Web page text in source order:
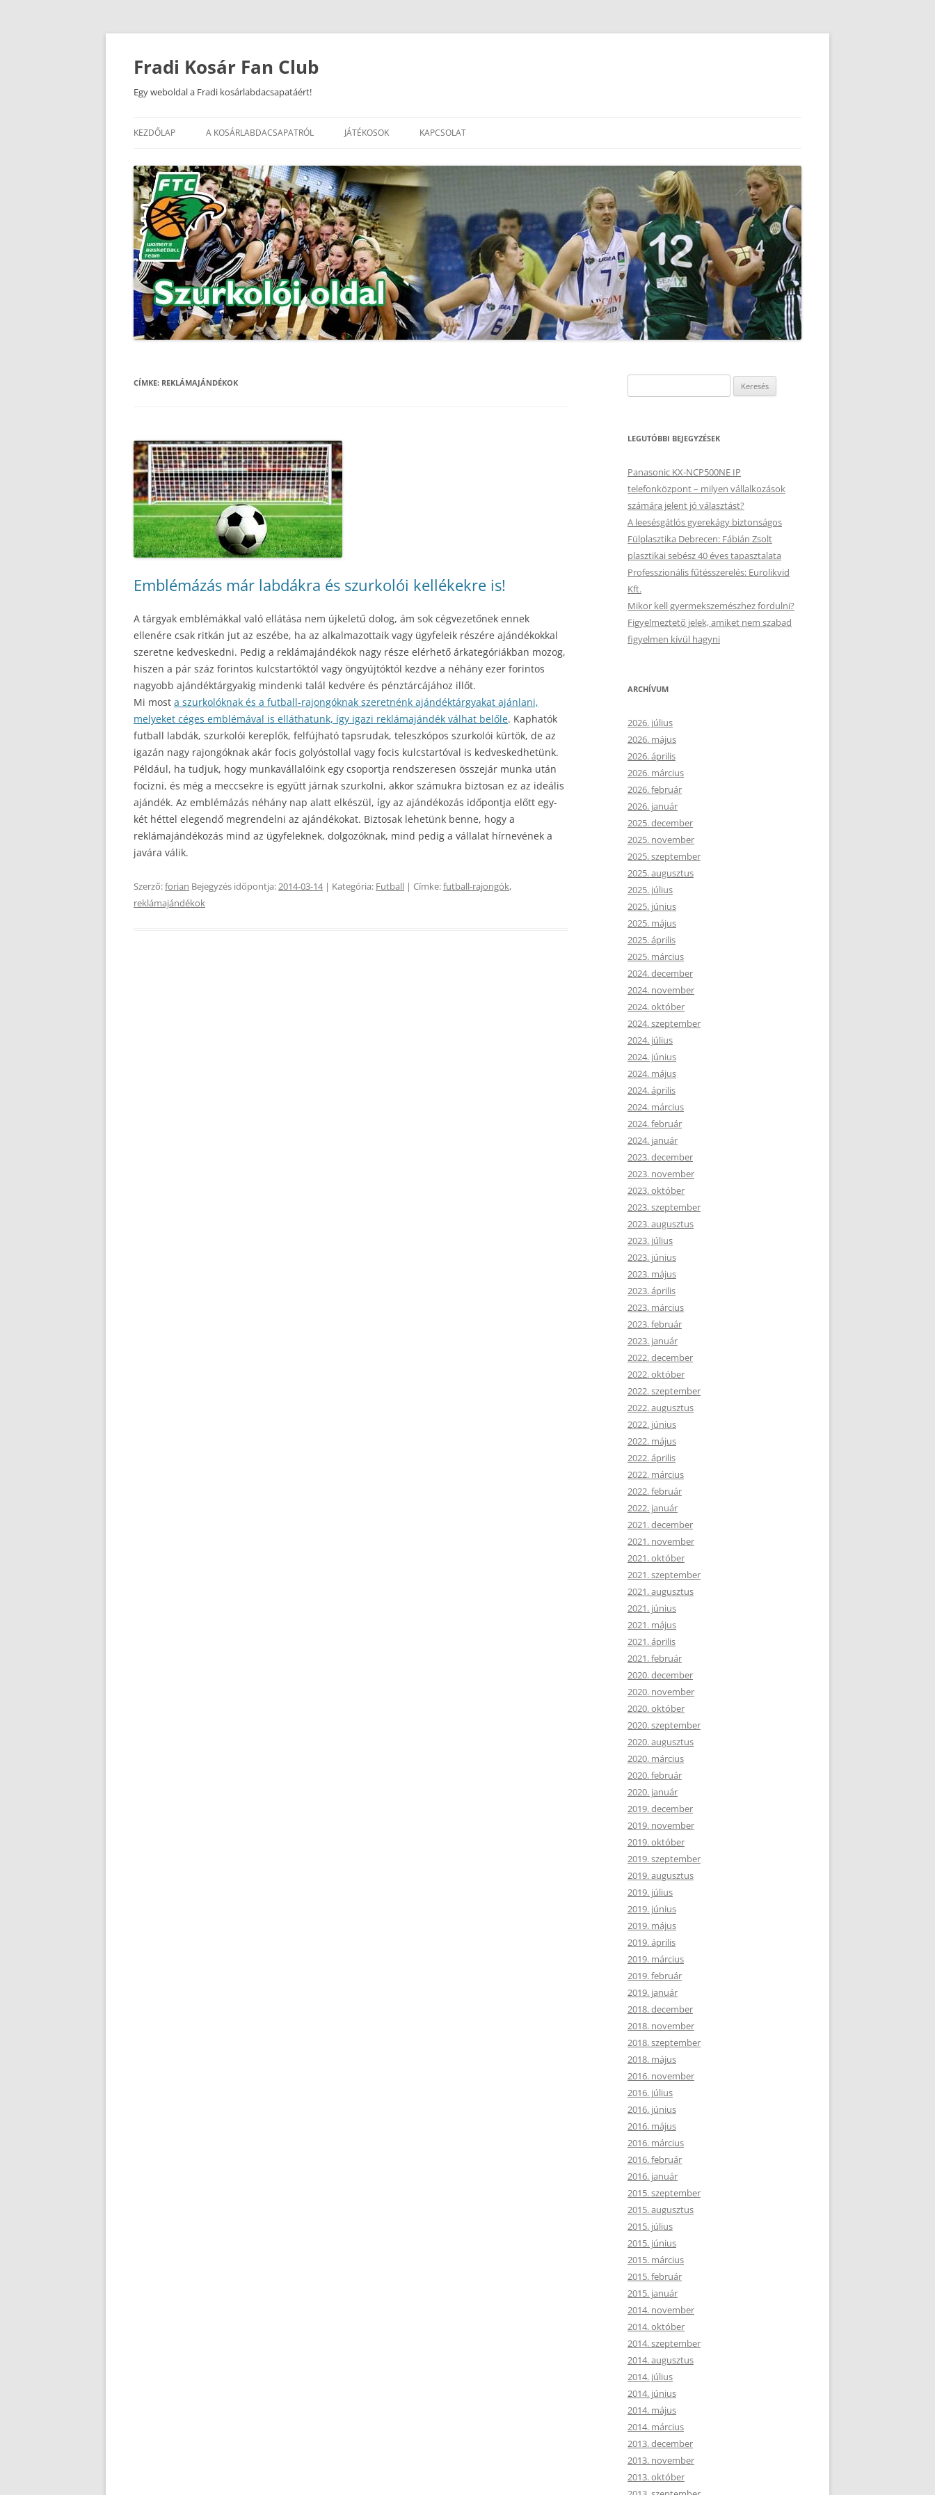
Kilépés
tartalomba
Fradi Kosár Fan Club
Egy weboldal a Fradi kosárlabdacsapatáért!
KEZDŐLAP A KOSÁRLABDACSAPATRÓL JÁTÉKOSOK KAPCSOLAT
CÍMKE: REKLÁMAJÁNDÉKOK
Emblémázás már labdákra és szurkolói kellékekre is!
A tárgyak emblémákkal való ellátása nem újkeletű dolog, ám sok cégvezetőnek ennek
ellenére csak ritkán jut az eszébe, ha az alkalmazottaik vagy ügyfeleik részére ajándékokkal
szeretne kedveskedni. Pedig a reklámajándékok nagy része elérhető árkategóriákban mozog,
hiszen a pár száz forintos kulcstartóktól vagy öngyújtóktól kezdve a néhány ezer forintos
nagyobb ajándéktárgyakig mindenki talál kedvére és pénztárcájához illőt.
Mi most a szurkolóknak és a futball-rajongóknak szeretnénk ajándéktárgyakat ajánlani,
melyeket céges emblémával is elláthatunk, így igazi reklámajándék válhat belőle. Kaphatók
futball labdák, szurkolói kereplők, felfújható tapsrudak, teleszkópos szurkolói kürtök, de az
igazán nagy rajongóknak akár focis golyóstollal vagy focis kulcstartóval is kedveskedhetünk.
Például, ha tudjuk, hogy munkavállalóink egy csoportja rendszeresen összejár munka után
focizni, és még a meccsekre is együtt járnak szurkolni, akkor számukra biztosan ez az ideális
ajándék. Az emblémázás néhány nap alatt elkészül, így az ajándékozás időpontja előtt egy-
két héttel elegendő megrendelni az ajándékokat. Biztosak lehetünk benne, hogy a
reklámajándékozás mind az ügyfeleknek, dolgozóknak, mind pedig a vállalat hírnevének a
javára válik.
Szerző:forian Bejegyzés időpontja:2014-03-14| Kategória: Futball | Címke:futball-rajongók,
reklámajándékok
LEGUTÓBBI BEJEGYZÉSEK
Panasonic KX-NCP500NE IP
telefonközpont – milyen vállalkozások
számára jelent jó választást?
A leesésgátlós gyerekágy biztonságos
Fülplasztika Debrecen: Fábián Zsolt
plasztikai sebész 40 éves tapasztalata
Professzionális fűtésszerelés: Eurolikvid
Kft.
Mikor kell gyermekszemészhez fordulni?
Figyelmeztető jelek, amiket nem szabad
figyelmen kívül hagyni
ARCHÍVUM
2026. július
2026. május
2026. április
2026. március
2026. február
2026. január
2025. december
2025. november
2025. szeptember
2025. augusztus
2025. július
2025. június
2025. május
2025. április
2025. március
2024. december
2024. november
2024. október
2024. szeptember
2024. július
2024. június
2024. május
2024. április
2024. március
2024. február
2024. január
2023. december
2023. november
2023. október
2023. szeptember
2023. augusztus
2023. július
2023. június
2023. május
2023. április
2023. március
2023. február
2023. január
2022. december
2022. október
2022. szeptember
2022. augusztus
2022. június
2022. május
2022. április
2022. március
2022. február
2022. január
2021. december
2021. november
2021. október
2021. szeptember
2021. augusztus
2021. június
2021. május
2021. április
2021. február
2020. december
2020. november
2020. október
2020. szeptember
2020. augusztus
2020. március
2020. február
2020. január
2019. december
2019. november
2019. október
2019. szeptember
2019. augusztus
2019. július
2019. június
2019. május
2019. április
2019. március
2019. február
2019. január
2018. december
2018. november
2018. szeptember
2018. május
2016. november
2016. július
2016. június
2016. május
2016. március
2016. február
2016. január
2015. szeptember
2015. augusztus
2015. július
2015. június
2015. március
2015. február
2015. január
2014. november
2014. október
2014. szeptember
2014. augusztus
2014. július
2014. június
2014. május
2014. március
2013. december
2013. november
2013. október